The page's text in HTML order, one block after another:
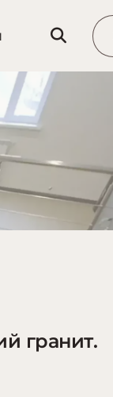
гранит.